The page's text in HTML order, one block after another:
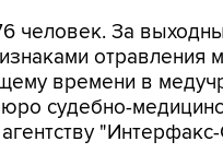
человек. За
отравления
времени в
судебно-